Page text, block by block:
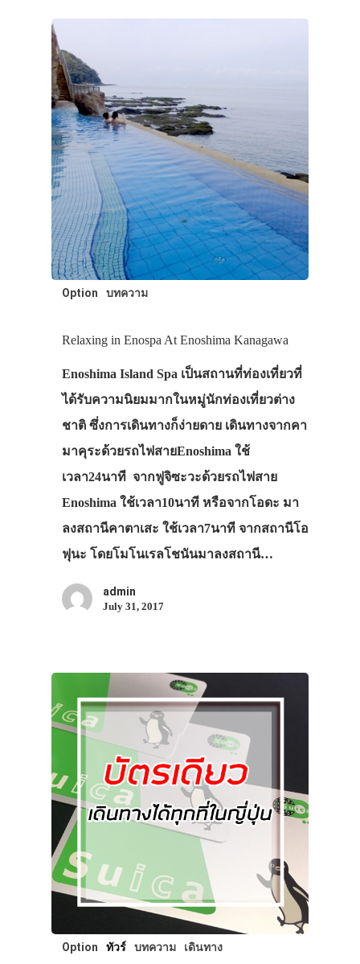
Option บทความ
Relaxing in Enospa At Enoshima Kanagawa
Enoshima Island Spa เป็นสถานที่ท่องเที่ยวที่
ได้รับความนิยมมากในหมู่นักท่องเที่ยวต่าง
ชาติ ซึ่งการเดินทางก็ง่ายดาย เดินทางจากคา
มาคุระด้วยรถไฟสายEnoshima ใช้
เวลา24นาที จากฟูจิซะวะด้วยรถไฟสาย
Enoshima ใช้เวลา10นาที หรือจากโอดะ มา
ลงสถานีคาตาเสะ ใช้เวลา7นาที จากสถานีโอ
ฟุนะ โดยโมโนเรลโชนันมาลงสถานี…
admin
July 31, 2017
Option ทัวร์ บทความ เดินทาง